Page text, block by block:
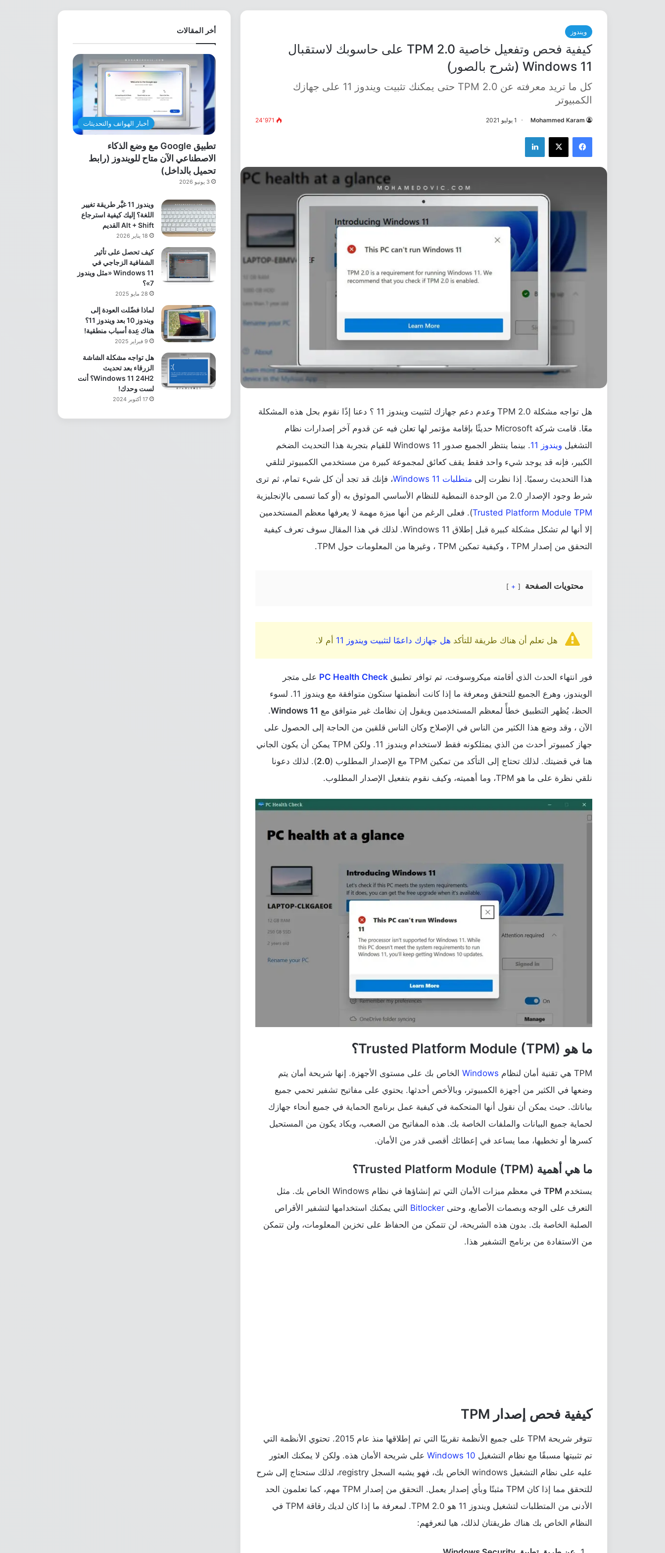
ويندوز
كيفية فحص وتفعيل خاصية TPM 2.0 على حاسوبك لاستقبال
Windows 11 (شرح بالصور)
كل ما تريد معرفته عن 2.0 TPM حتى يمكنك تثبيت ويندوز 11 على جهازك
الكمبيوتر
Mohammed Karam 1 يوليو 2021 24٬971
فيسبوك ‫X لينكدإن
هل تواجه مشكلة TPM 2.0 وعدم دعم جهازك لتثبيت ويندوز 11 ؟ دعنا إذًا نقوم بحل هذه المشكلة
معًا. قامت شركة Microsoft حديثًا بإقامة مؤتمر لها تعلن فيه عن قدوم آخر إصدارات نظام
التشغيل ويندوز 11
. بينما ينتظر الجميع صدور Windows 11 للقيام بتجربة هذا التحديث الضخم
الكبير، فإنه قد يوجد شيء واحد فقط يقف كعائق لمجموعة كبيرة من مستخدمي الكمبيوتر لتلقي
هذا التحديث رسميًا. إذا نظرت إلى متطلبات Windows 11
، فإنك قد تجد أن كل شيء تمام، ثم ترى
شرط وجود الإصدار 2.0 من الوحدة النمطية للنظام الأساسي الموثوق به (أو كما تسمى بالإنجليزية
Trusted Platform Module TPM). فعلى الرغم من أنها ميزة مهمة لا يعرفها معظم المستخدمين
إلا أنها لم تشكل مشكلة كبيرة قبل إطلاق Windows 11. لذلك في هذا المقال سوف تعرف كيفية
التحقق من إصدار TPM ، وكيفية تمكين TPM ، وغيرها من المعلومات حول TPM.
محتويات الصفحة +
هل تعلم أن هناك طريقة للتأكد هل جهازك داعمًا لتثبيت ويندوز 11 أم لا.
فور انتهاء الحدث الذي أقامته ميكروسوفت، تم توافر تطبيق PC Health Check
على متجر
الويندوز، وهرع الجميع للتحقق ومعرفة ما إذا كانت أنظمتها ستكون متوافقة مع ويندوز 11. لسوء
الحظ، يُظهر التطبيق خطأً لمعظم المستخدمين ويقول إن نظامك غير متوافق مع
Windows 11
.
الآن ، وقد وضع هذا الكثير من الناس في الإصلاح وكان الناس قلقين من الحاجة إلى الحصول على
جهاز كمبيوتر أحدث من الذي يمتلكونه فقط لاستخدام ويندوز 11. ولكن TPM يمكن أن يكون الجاني
هنا في قضيتك. لذلك تحتاج إلى التأكد من تمكين TPM مع الإصدار المطلوب (
2.0). لذلك دعونا
نلقي نظرة على ما هو TPM، وما أهميته، وكيف نقوم بتفعيل الإصدار المطلوب.
ما هو Trusted Platform Module (TPM)؟
TPM هي تقنية أمان لنظام Windowsالخاص بك على مستوى الأجهزة. إنها شريحة أمان يتم
وضعها في الكثير من أجهزة الكمبيوتر، وبالأخص أحدثها. يحتوي على مفاتيح تشفير تحمي جميع
بياناتك. حيث يمكن أن نقول أنها المتحكمة في كيفية عمل برنامج الحماية في جميع أنحاء جهازك
لحماية جميع البيانات والملفات الخاصة بك. هذه المفاتيح من الصعب، ويكاد يكون من المستحيل
كسرها أو تخطيها، مما يساعد في إعطائك أقصى قدر من الأمان.
ما هي أهمية Trusted Platform Module (TPM)؟
يستخدم TPM
في معظم ميزات الأمان التي تم إنشاؤها في نظام Windows الخاص بك. مثل
التعرف على الوجه وبصمات الأصابع، وحتى Bitlocker التي يمكنك استخدامها لتشفير الأقراص
الصلبة الخاصة بك. بدون هذه الشريحة، لن تتمكن من الحفاظ على تخزين المعلومات، ولن تتمكن
من الاستفادة من برنامج التشفير هذا.
كيفية فحص إصدار TPM
تتوفر شريحة TPM على جميع الأنظمة تقريبًا التي تم إطلاقها منذ عام 2015. تحتوي الأنظمة التي
تم تثبيتها مسبقًا مع نظام التشغيل Windows 10على شريحة الأمان هذه. ولكن لا يمكنك العثور
عليه على نظام التشغيل windows الخاص بك، فهو يشبه السجل registry، لذلك ستحتاج إلى شرح
للتحقق مما إذا كان TPM مثبتًا وبأي إصدار يعمل. التحقق من إصدار TPM مهم، كما تعلمون الحد
الأدنى من المتطلبات لتشغيل ويندوز 11 هو TPM 2.0. لمعرفة ما إذا كان لديك رقاقة TPM في
النظام الخاص بك هناك طريقتان لذلك، هيا لنعرفهم:
أخر المقالات
أخبار الهواتف والتحديثات
تطبيق Google مع وضع الذكاء
الاصطناعي الآن متاح للويندوز (رابط
تحميل بالداخل)
3 يونيو 2026
ويندوز 11 غيَّر طريقة تغيير
اللغة؟ إليك كيفية استرجاع
Alt + Shift القديم
18 يناير 2026
كيف تحصل على تأثير
الشفافية الزجاجي في
Windows 11 «مثل ويندوز
7»؟
28 مايو 2025
لماذا فضّلت العودة إلى
ويندوز 10 بعد ويندوز 11؟
هناك عِدة أسباب منطقية!
9 فبراير 2025
هل تواجه مشكلة الشاشة
الزرقاء بعد تحديث
Windows 11 24H2؟ أنت
لست وحدك!
17 أكتوبر 2024